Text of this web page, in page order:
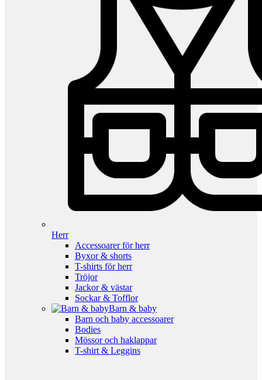
Herr
Accessoarer för herr
Byxor & shorts
T-shirts för herr
Tröjor
Jackor & västar
Sockar & Tofflor
Barn & baby
Barn och baby accessoarer
Bodies
Mössor och haklappar
T-shirt & Leggins